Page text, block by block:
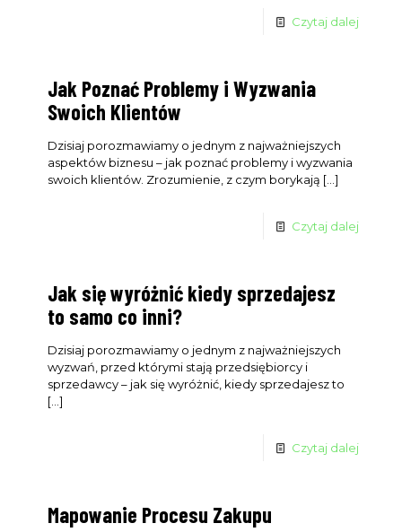
Czytaj dalej
Jak Poznać Problemy i Wyzwania
Swoich Klientów
Dzisiaj porozmawiamy o jednym z najważniejszych
aspektów biznesu – jak poznać problemy i wyzwania
swoich klientów. Zrozumienie, z czym borykają […]
Czytaj dalej
Jak się wyróżnić kiedy sprzedajesz
to samo co inni?
Dzisiaj porozmawiamy o jednym z najważniejszych
wyzwań, przed którymi stają przedsiębiorcy i
sprzedawcy – jak się wyróżnić, kiedy sprzedajesz to
[…]
Czytaj dalej
Mapowanie Procesu Zakupu